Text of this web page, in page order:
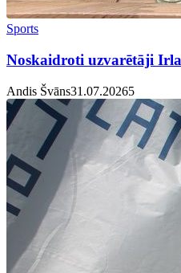
Sports
Noskaidroti uzvarētāji
Andis Švāns31.07.20265